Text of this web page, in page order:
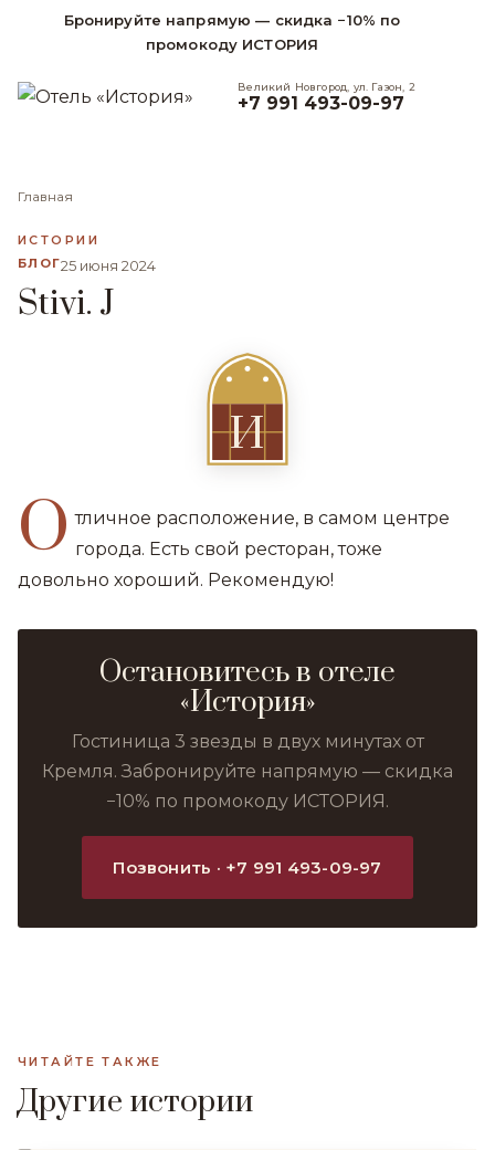
Бронируйте напрямую — скидка −10% по
промокоду ИСТОРИЯ
Великий Новгород, ул. Газон, 2
+7 991 493-09-97
Главная
ИСТОРИИ
БЛОГ25 июня 2024
Stivi. J
И
О тличное расположение, в самом центре
города. Есть свой ресторан, тоже
довольно хороший. Рекомендую!
Остановитесь в отеле
«История»
Гостиница 3 звезды в двух минутах от
Кремля. Забронируйте напрямую — скидка
−10% по промокоду ИСТОРИЯ.
Позвонить · +7 991 493-09-97
ЧИТАЙТЕ ТАКЖЕ
Другие истории